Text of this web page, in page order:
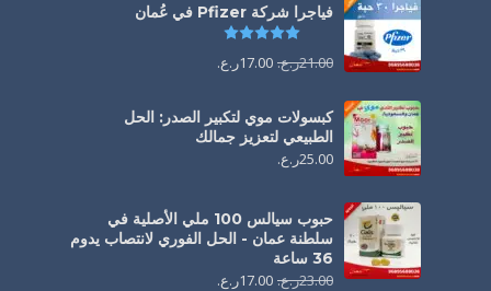
فياجرا شركة Pfizer في عُمان
21.00ر.ع. 17.00ر.ع.
كبسولات موي لتكبير الصدر: الحل
الطبيعي لتعزيز جمالك
25.00ر.ع.
حبوب سيالس 100 ملي الأصلية في
سلطنة عمان - الحل الفوري لانتصاب يدوم
36 ساعة
23.00ر.ع. 17.00ر.ع.